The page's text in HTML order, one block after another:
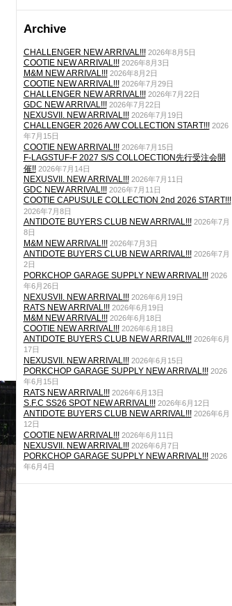
Archive
CHALLENGER NEW ARRIVAL!!! 2026年8月5日
COOTIE NEW ARRIVAL!!! 2026年8月3日
M&M NEW ARRIVAL!!! 2026年8月2日
COOTIE NEW ARRIVAL!!! 2026年7月29日
CHALLENGER NEW ARRIVAL!!! 2026年7月22日
GDC NEW ARRIVAL!!! 2026年7月22日
NEXUSVII. NEW ARRIVAL!!! 2026年7月19日
CHALLENGER 2026 A/W COLLECTION START!!! 2026
年7月15日
COOTIE NEW ARRIVAL!!! 2026年7月15日
F-LAGSTUF-F 2027 S/S COLLOECTION先行受注会開
催!! 2026年7月14日
NEXUSVII. NEW ARRIVAL!!! 2026年7月11日
GDC NEW ARRIVAL!!! 2026年7月11日
COOTIE CAPUSULE COLLECTION 2nd 2026 START!!!
2026年7月8日
ANTIDOTE BUYERS CLUB NEW ARRIVAL!!! 2026年7月
8日
M&M NEW ARRIVAL!!! 2026年7月3日
ANTIDOTE BUYERS CLUB NEW ARRIVAL!!! 2026年7月
2日
PORKCHOP GARAGE SUPPLY NEW ARRIVAL!!! 2026
年6月26日
NEXUSVII. NEW ARRIVAL!!! 2026年6月19日
RATS NEW ARRIVAL!!! 2026年6月19日
M&M NEW ARRIVAL!!! 2026年6月18日
COOTIE NEW ARRIVAL!!! 2026年6月18日
ANTIDOTE BUYERS CLUB NEW ARRIVAL!!! 2026年6月
17日
NEXUSVII. NEW ARRIVAL!!! 2026年6月15日
PORKCHOP GARAGE SUPPLY NEW ARRIVAL!!! 2026
年6月15日
RATS NEW ARRIVAL!!! 2026年6月13日
S.F.C SS26 SPOT NEW ARRIVAL!!! 2026年6月12日
ANTIDOTE BUYERS CLUB NEW ARRIVAL!!! 2026年6月
12日
COOTIE NEW ARRIVAL!!! 2026年6月11日
NEXUSVII. NEW ARRIVAL!!! 2026年6月7日
PORKCHOP GARAGE SUPPLY NEW ARRIVAL!!! 2026
年6月4日